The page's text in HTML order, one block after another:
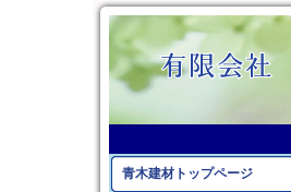
青木建材トップページ